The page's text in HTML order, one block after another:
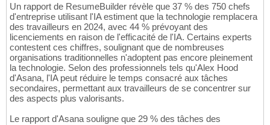
Un rapport de ResumeBuilder révèle que 37 % des 750 chefs
d'entreprise utilisant l'IA estiment que la technologie remplacera
des travailleurs en 2024, avec 44 % prévoyant des
licenciements en raison de l'efficacité de l'IA. Certains experts
contestent ces chiffres, soulignant que de nombreuses
organisations traditionnelles n'adoptent pas encore pleinement
la technologie. Selon des professionnels tels qu'Alex Hood
d'Asana, l'IA peut réduire le temps consacré aux tâches
secondaires, permettant aux travailleurs de se concentrer sur
des aspects plus valorisants.
Le rapport d'Asana souligne que 29 % des tâches des